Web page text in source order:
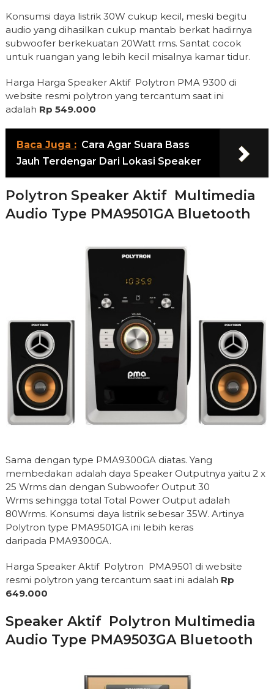
Konsumsi daya listrik 30W cukup kecil, meski begitu
audio yang dihasilkan cukup mantab berkat hadirnya
subwoofer berkekuatan 20Watt rms. Santat cocok
untuk ruangan yang lebih kecil misalnya kamar tidur.
Harga Harga Speaker Aktif Polytron PMA 9300 di
website resmi polytron yang tercantum saat ini
adalah Rp 549.000
Baca Juga : Cara Agar Suara Bass
Jauh Terdengar Dari Lokasi Speaker
Polytron Speaker Aktif Multimedia
Audio Type PMA9501GA Bluetooth
Sama dengan type PMA9300GA diatas. Yang
membedakan adalah daya Speaker Outputnya yaitu 2 x
25 Wrms dan dengan Subwoofer Output 30
Wrms sehingga total Total Power Output adalah
80Wrms. Konsumsi daya listrik sebesar 35W. Artinya
Polytron type PMA9501GA ini lebih keras
daripada PMA9300GA.
Harga Speaker Aktif Polytron PMA9501 di website
resmi polytron yang tercantum saat ini adalah Rp
649.000
Speaker Aktif Polytron Multimedia
Audio Type PMA9503GA Bluetooth